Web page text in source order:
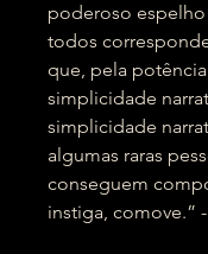
poderoso
todos
que, pela
simplicidade
simplicidade
algumas raras
conseguem
instiga, comove.”